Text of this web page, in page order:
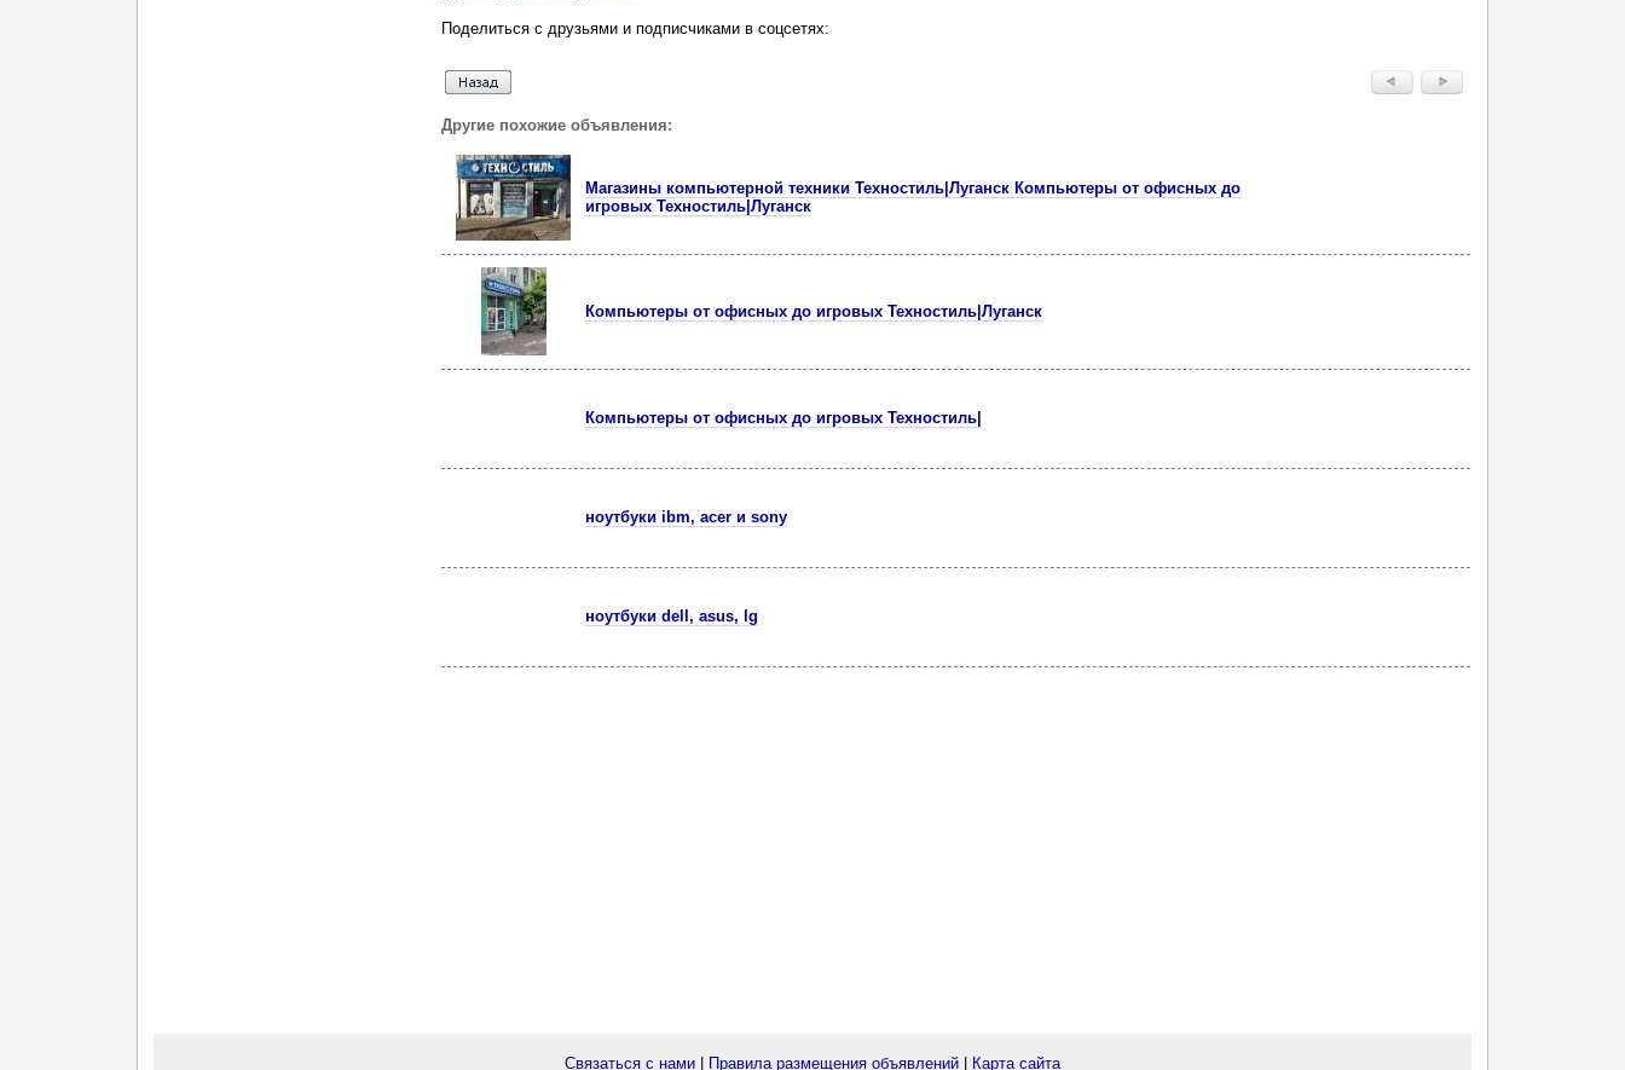
Поделиться с друзьями и подписчиками в соцсетях:
Другие похожие объявления:
Магазины компьютерной техники Техностиль|Луганск Компьютеры от офисных до
игровых Техностиль|Луганск
Компьютеры от офисных до игровых Техностиль|Луганск
Компьютеры от офисных до игровых Технoстиль|
ноутбуки ibm, acer и sony
ноутбуки dell, asus, lg
Связаться с нами Правила размещения объявлений Карта сайта